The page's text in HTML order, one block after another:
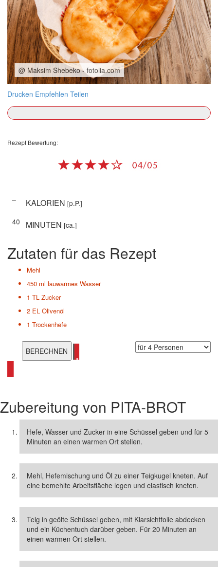
@ Maksim Shebeko - fotolia.com
Drucken Empfehlen Teilen
Rezept Bewertung:
– KALORIEN [p.P.]
40
MINUTEN [ca.]
Zutaten für das Rezept
Mehl
450 ml lauwarmes Wasser
1 TL Zucker
2 EL Olivenöl
1 Trockenhefe
alle Pita Rezepte ansehen
Zubereitung von PITA-BROT
Hefe, Wasser und Zucker in eine Schüssel geben und für 5
Minuten an einen warmen Ort stellen.
Mehl, Hefemischung und Öl zu einer Teigkugel kneten. Auf
eine bemehlte Arbeitsfläche legen und elastisch kneten.
Teig in geölte Schüssel geben, mit Klarsichtfolie abdecken
und ein Küchentuch darüber geben. Für 20 Minuten an
einen warmen Ort stellen.